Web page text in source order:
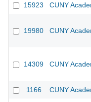
15923 CUNY
19980 CUNY
14309 CUNY
1166 CUNY